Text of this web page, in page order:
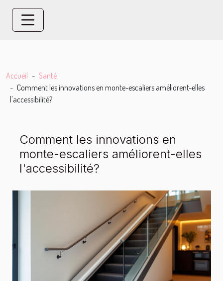
Accueil
Santé
Comment les innovations en monte-escaliers améliorent-elles
l'accessibilité?
Comment les innovations en
monte-escaliers améliorent-elles
l'accessibilité?